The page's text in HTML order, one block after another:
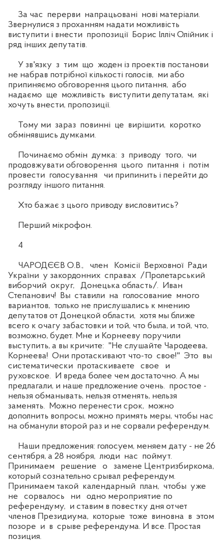
За час перерви напрацьовані нові матеріали.
Звернулися з проханням надати можливість
виступити і внести пропозиції Борис Ілліч Олійник і
ряд інших депутатів.
У зв'язку з тим що жоден із проектів постанови
не набрав потрібної кількості голосів, ми або
припиняємо обговорення цього питання, або
надаємо ще можливість виступити депутатам, які
хочуть внести, пропозиції.
Тому ми зараз повинні це вирішити, коротко
обмінявшись думками.
Починаємо обмін думка: з приводу того, чи
продовжувати обговорення цього питання і потім
провести голосування чи припинить і перейти до
розгляду іншого питання.
Хто бажає з цього приводу висловитись?
Перший мікрофон.
4
ЧАРОДЄЄВ О.В., член Комісії Верховної Ради
України у закордонних справах /Пролетарський
виборчий округ, Донецька область/. Иван
Степанович! Вы ставили на голосование много
вариантов, только не прислушались к мнению
депутатов от Донецкой области, хотя мы ближе
всего к очагу забастовки и той, что была, и той, что,
возможно, будет. Мне и Корнееву поручили
выступить, а вы кричите: "Не слушайте Чародеева,
Корнеева! Они протаскивают что-то свое!" Это вы
систематически протаскиваете свое и
руховское. И вреда более чем достаточно. А мы
предлагали, и наше предложение очень. простое -
нельзя обманывать, нельзя отменять, нельзя
заменять. Можно перенести срок, можно
дополнить вопросы, можно примять меры, чтобы нас
на обманули второй раз и не сорвали референдум.
Наши предложения: голосуем, меняем дату - не 26
сентября, а 28 ноября, люди нас поймут.
Принимаем решение о замене Центризбиркома,
который сознательно срывал референдум.
Принимаем такой календарный план, чтобы уже
не сорвалось ни одно мероприятие по
референдуму, и ставим в повестку дня отчет
членов Президиума, которые тоже виновна в этом
позоре и в срыве референдума. И все. Простая
позиция.